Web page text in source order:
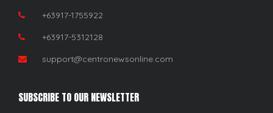
+63917-1755922
+63917-5312128
support@centronewsonline.com
SUBSCRIBE TO OUR NEWSLETTER